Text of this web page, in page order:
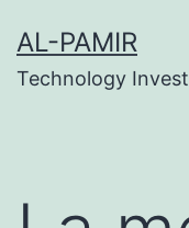
to
content
AL-PAMIR
Technology